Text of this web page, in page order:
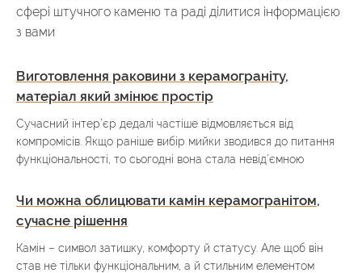
сфері штучного каменю та раді ділитися інформацією
з вами
Виготовлення раковини з керамограніту,
матеріал який змінює простір
Сучасний інтер’єр дедалі частіше відмовляється від
компромісів. Якщо раніше вибір мийки зводився до питання
функціональності, то сьогодні вона стала невід’ємною
Чи можна облицювати камін керамогранітом,
сучасне рішення
Камін – символ затишку, комфорту й статусу. Але щоб він
став не тільки функціональним, а й стильним елементом